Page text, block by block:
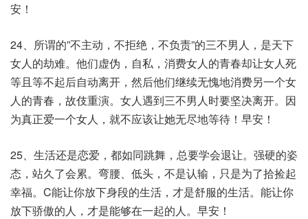
安！
24、所谓的”不主动，不拒绝，不负责”的三不男人，是天下
女人的劫难。他们虚伪，自私，消费女人的青春却让女人死
等且等不起后自动离开，然后他们继续无愧地消费另一个女
人的青春，故伎重演。女人遇到三不男人时要坚决离开。因
为真正爱一个女人，就不应该让她无尽地等待！早安！
25、生活还是恋爱，都如同跳舞，总要学会退让。强硬的姿
态，站久了会累。弯腰、低头，不是认输，只是为了拾捡起
幸福。C能让你放下身段的生活，才是舒服的生活。能让你
放下骄傲的人，才是能够在一起的人。早安！